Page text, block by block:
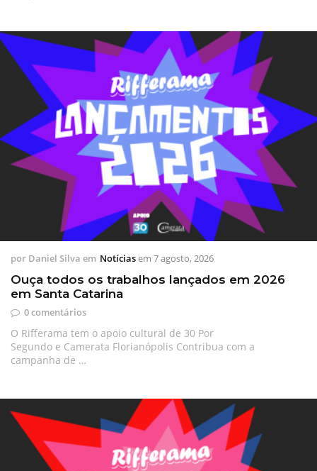
por Daniel Silva em Notíciasem 7 agosto, 2026
Ouça todos os trabalhos lançados em 2026
em Santa Catarina
0 comentários
O Rifferama tem o apoio cultural de 30 Por
Segundo e Camerata Florianópolis Contribua com a
campanha de …